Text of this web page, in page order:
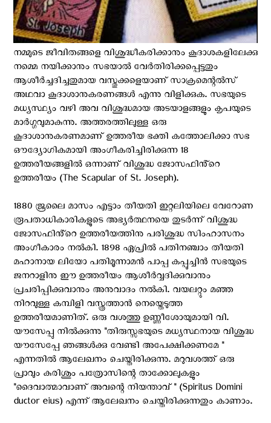
നമ്മുടെ ജീവിതങ്ങളെ വിശുദ്ധീകരിക്കാനും കൂദാശകളിലേക്കു
നമ്മെ നയിക്കാനും സഭയാൽ വേർതിരിക്കപ്പെട്ടതും
ആശീർച്ചദിച്ചതുമായ വസ്തുക്കളെയാണ് സാക്രമെന്റൽസ്
അഥവാ കൂദാശാനുകരണങ്ങൾ എന്നു വിളിക്കുക. സഭയുടെ
മധ്യസ്ഥ്യം വഴി അവ വിശുദ്ധമായ അടയാളങ്ങളും കൃപയുടെ
മാർഗ്ഗവുമാകുന്നു. അത്തരത്തിലുള്ള ഒരു
കൂദാശാനുകരണമാണ് ഉത്തരീയ ഭക്തി കത്തോലിക്കാ സഭ
ഔദ്യോഗികമായി അംഗീകരിച്ചിരിക്കുന്ന 18
ഉത്തരീയങ്ങളിൽ ഒന്നാണ് വിശുദ്ധ ജോസഫിൻ്റെ
ഉത്തരീയം (The Scapular of St. Joseph).
1880 ജൂലൈ മാസം എട്ടാം തീയതി ഇറ്റലിയിലെ വേറോണ
രൂപതാധികാരികളുടെ അഭ്യർത്ഥനയെ തുടർന്ന് വിശുദ്ധ
ജോസഫിൻ്റെ ഉത്തരീയത്തിനു പരിശുദ്ധ സിംഹാസനം
അംഗീകാരം നൽകി. 1898 ഏപ്രിൽ പതിനഞ്ചാം തീയതി
മഹാനായ ലിയോ പതിമൂന്നാമൻ പാപ്പ കപ്പൂച്ചിൻ സഭയുടെ
ജനറാളിനു ഈ ഉത്തരീയം ആശീർവ്വദിക്കുവാനും
പ്രചരിപ്പിക്കുവാനും അനുവാദം നൽകി. വയലറ്റും മഞ്ഞ
നിറവുള്ള കമ്പിളി വസ്ത്രത്താൻ നെയ്തെടുത്ത
ഉത്തരീയമാണിത്. ഒരു വശത്തു ഉണ്ണീശോയുമായി വി.
യൗസേപ്പു നിൽക്കുന്നു "തിരുസ്സഭയുടെ മധ്യസ്ഥനായ വിശുദ്ധ
യൗസേപ്പേ ഞങ്ങൾക്കു വേണ്ടി അപേക്ഷിക്കണമേ "
എന്നതിൽ ആലേഖനം ചെയ്തിരിക്കുന്നു. മറുവശത്ത് ഒരു
പ്രാവും കുരിശും പത്രോസിന്റെ താക്കോലുകളും
"ദൈവാത്മാവാണ് അവന്റെ നിയന്താവ് " (Spiritus Domini
ductor eius) എന്ന് ആലേഖനം ചെയ്തിരിക്കുന്നതും കാണാം.